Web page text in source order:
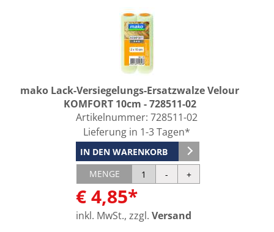
mako Lack-Versiegelungs-Ersatzwalze Velour
KOMFORT 10cm - 728511-02
Artikelnummer:728511-02
Lieferung in 1-3 Tagen*
IN DEN WARENKORB
MENGE
€ 4,85*
inkl. MwSt., zzgl. Versand